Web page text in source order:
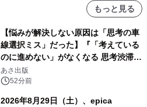
もっと見る
【悩みが解決しない原因は「思考の車
線選択ミス」だった】『「考えている
のに進めない」がなくなる 思考渋滞か
ら抜け出す方法』2026年8月25日
（火）発売
あさ出版
52分前
2026年8月29日（土）、epica